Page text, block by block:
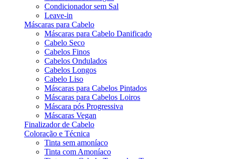
Condicionador sem Sal
Leave-in
Máscaras para Cabelo
Máscaras para Cabelo Danificado
Cabelo Seco
Cabelos Finos
Cabelos Ondulados
Cabelos Longos
Cabelo Liso
Máscaras para Cabelos Pintados
Máscaras para Cabelos Loiros
Máscara pós Progressiva
Máscaras Vegan
Finalizador de Cabelo
Coloração e Técnica
Tinta sem amoníaco
Tinta com Amoníaco